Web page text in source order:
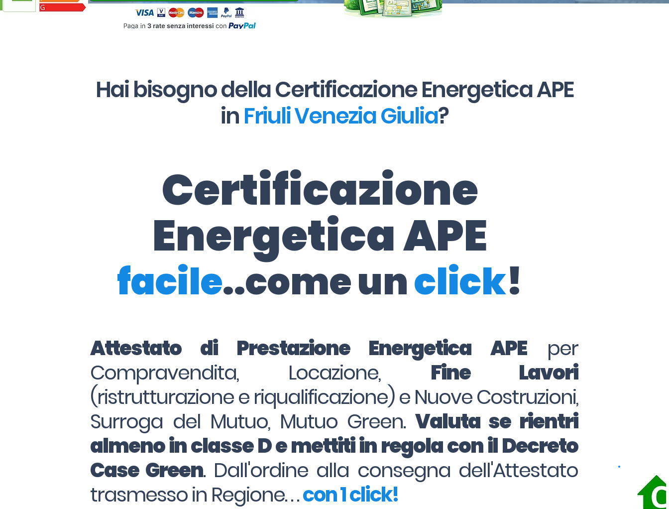
Hai bisogno della Certificazione Energetica APE
inFriuli Venezia Giulia?
Certificazione
Energetica APE
facile..come unclick!
Attestato di Prestazione Energetica APEper
Compravendita, Locazione, Fine Lavori
(ristrutturazione e riqualificazione) e Nuove Costruzioni,
Surroga del Mutuo, Mutuo Green. Valuta se rientri
almeno in classe D e mettiti in regola con il Decreto
Case Green. Dall'ordine alla consegna dell'Attestato
trasmesso in Regione. . .con 1 click!